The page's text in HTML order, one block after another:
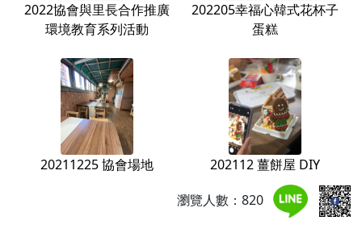
2022協會與里長合作推廣
環境教育系列活動
202205幸福心韓式花杯子
蛋糕
20211225 協會場地
202112 薑餅屋 DIY
瀏覽人數：820